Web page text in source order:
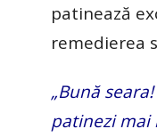
patinează
remedierea
„Bună
patinezi mai